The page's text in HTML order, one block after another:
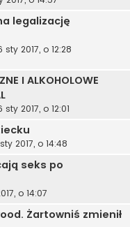
legalizację
sty 2017, o 12:28
I ALKOHOLOWE
sty 2017, o 12:01
2017, o 14:48
seks po
o 14:07
Żartowniś zmienił